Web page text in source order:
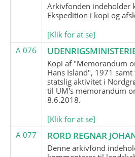
Arkivfonden indeholder
Ekspedition i kopi og
[Klik for at se]
A 076
Kopi af "Memorandum
Hans Island", 1971
statslig aktivitet i
til UM's memorandum
8.6.2018.
[Klik for at se]
A 077
RORD REGNAR
Denne arkivfond